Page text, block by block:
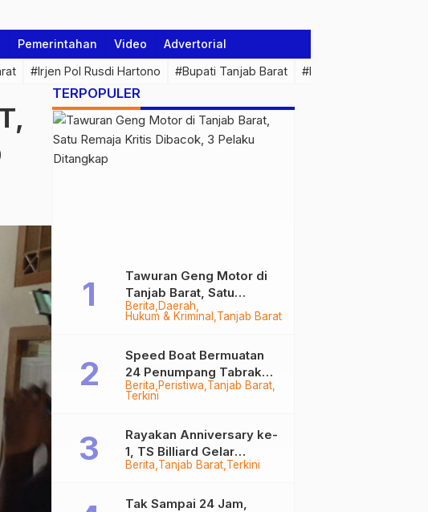
Pemerintahan Video Advertorial
#Irjen Pol Rusdi Hartono #Bupati Tanjab Barat #Pemprov Jambi
TERPOPULER
Berita Daerah
Hukum & Kriminal Tanjab Barat
Tawuran Geng Motor di
Tanjab Barat, Satu
Remaja Kritis Dibacok, 3
Pelaku Ditangkap
Berita Peristiwa Tanjab Barat
Terkini
Speed Boat Bermuatan
24 Penumpang Tabrak
Togok di Kuala Tungkal,
Berita Tanjab Barat Terkini
Rayakan Anniversary ke-
1, TS Billiard Gelar
Turnamen 9 Ball
Tak Sampai 24 Jam,